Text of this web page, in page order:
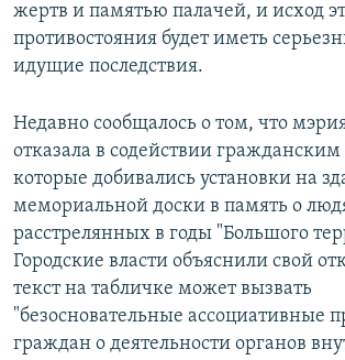
жертв и памятью палачей, и исход
противостояния будет иметь
идущие последствия.
Недавно сообщалось о том, что
отказала в содействии
которые добивались установки на
мемориальной доски в память о
расстрелянных в годы "Большого
Городские власти объяснили свой
текст на табличке может вызвать
"безосновательные ассоциативные
граждан о деятельности органов